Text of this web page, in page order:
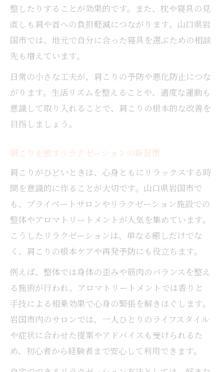
整したりすることが効果的です。また、枕や寝具の見
直しも肩や首への負担軽減につながります。山口県岩
国市では、地元で自分に合った寝具を選ぶための相談
先も増えています。
日常の小さな工夫が、肩こりの予防や悪化防止につな
がります。生活リズムを整えることや、適度な運動も
意識して取り入れることで、肩こりの根本的な改善を
目指しましょう。
肩こりを癒すリラクゼーションの新習慣
肩こりがひどいときは、心身ともにリラックスする時
間を意識的に作ることが大切です。山口県岩国市で
も、プライベートサロンやリラクゼーション施設での
整体やアロマトリートメントが人気を集めています。
こうしたリラクゼーションは、単なる癒しだけでな
く、肩こりの根本ケアや再発予防にも役立ちます。
例えば、整体では身体の歪みや筋肉のバランスを整え
る施術が行われ、アロマトリートメントでは香りと
手技による相乗効果で心身の緊張を解きほぐします。
岩国市内のサロンでは、一人ひとりのライフスタイル
や症状に合わせた提案やアドバイスも受けられるた
め、初心者から経験者まで安心して利用できます。